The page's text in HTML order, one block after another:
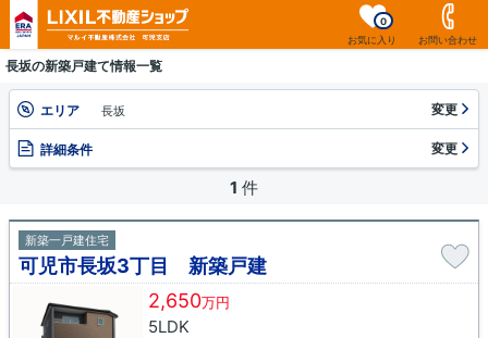
お気に入り
0
お問い合わせ
長坂の新築戸建て情報一覧
エリア 長坂 変更
詳細条件 変更
1 件
新築一戸建住宅
可児市長坂3丁目 新築戸建
2,650万円
5LDK